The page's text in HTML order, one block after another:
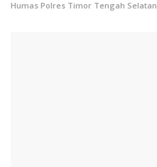
Humas Polres Timor Tengah Selatan